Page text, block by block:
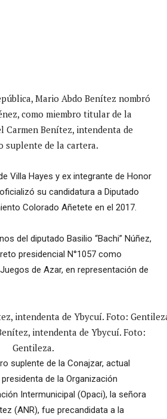
Mario Abdo Benítez nombró
como miembro titular de la
Carmen Benítez, intendenta de
suplente de la cartera.
Villa Hayes y ex integrante de Honor
su candidatura a Diputado
Colorado Añetete en el 2017.
del diputado Basilio “Bachi” Núñez,
presidencial N°1057 como
de Azar, en representación de
intendenta de Ybycuí. Foto:
Gentileza.
suplente de la Conajzar, actual
de la Organización
Intermunicipal (Opaci), la señora
(ANR), fue precandidata a la